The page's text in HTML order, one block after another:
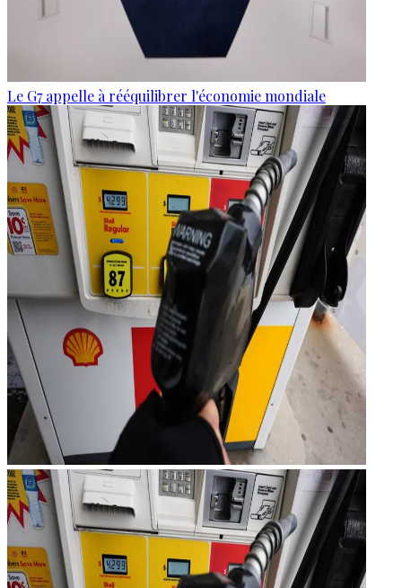
Le G7 appelle à rééquilibrer l'économie mondiale